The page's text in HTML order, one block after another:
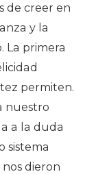
de creer en
y la
La primera
permiten.
nuestro
a la duda
sistema
dieron